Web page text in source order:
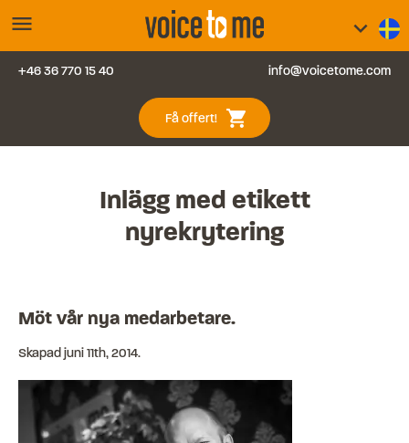
menu
Vanliga frågor
keyboard_arrow_down
+46 36 770 15 40 info@voicetome.com
Få offert! shopping_cart
Inlägg med etikett
nyrekrytering
Möt vår nya medarbetare.
Skapad juni 11th, 2014.